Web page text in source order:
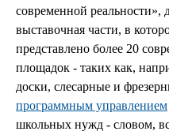
современной реальности»,
выставочная части, в
представлено более 20
площадок - таких как,
доски, слесарные и
программным управлением
школьных нужд - словом,